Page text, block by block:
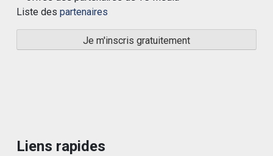
Liste des partenaires
Liens rapides